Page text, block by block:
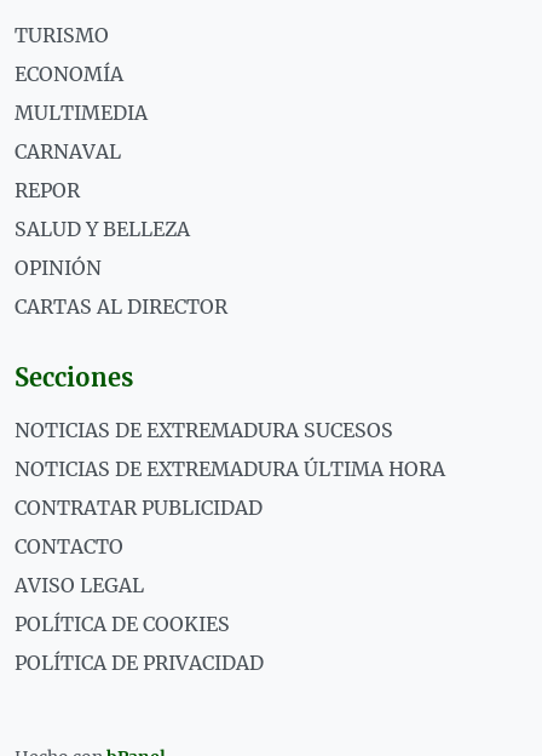
TURISMO
ECONOMÍA
MULTIMEDIA
CARNAVAL
REPOR
SALUD Y BELLEZA
OPINIÓN
CARTAS AL DIRECTOR
Secciones
NOTICIAS DE EXTREMADURA SUCESOS
NOTICIAS DE EXTREMADURA ÚLTIMA HORA
CONTRATAR PUBLICIDAD
CONTACTO
AVISO LEGAL
POLÍTICA DE COOKIES
POLÍTICA DE PRIVACIDAD